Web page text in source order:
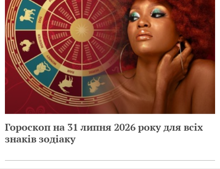
Гороскоп на 31 липня 2026 року для всіх
знаків зодіаку